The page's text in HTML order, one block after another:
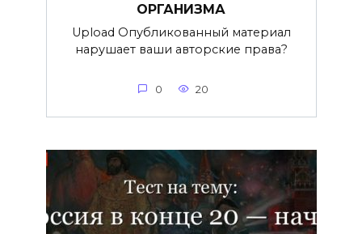
ОРГАНИЗМА
Upload Опубликованный материал
нарушает ваши авторские права?
0 20